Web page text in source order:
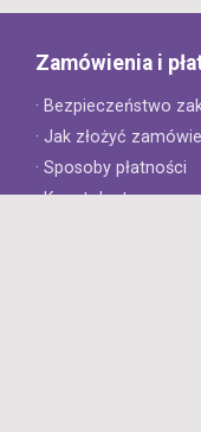
Zamówienia i
· Bezpieczeństwo
· Jak złożyć
· Sposoby płatności
· Koszt dostawy